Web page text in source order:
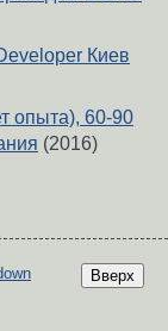
Киев
опыта), 60-90
(2016)
Вверх